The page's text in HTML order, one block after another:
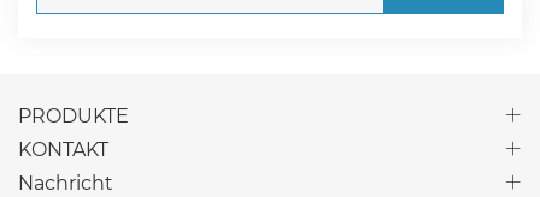
PRODUKTE
KONTAKT
Nachricht